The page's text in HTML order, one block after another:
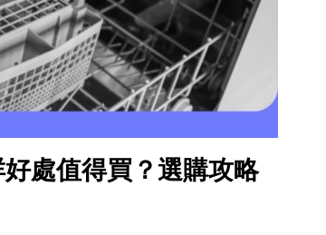
處值得買？選購攻略